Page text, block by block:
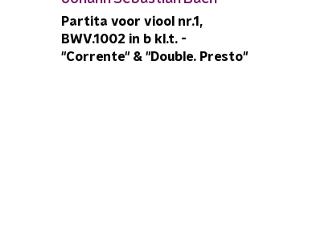
Partita voor viool nr.1,
BWV.1002 in b kl.t. -
"Corrente" & "Double. Presto"